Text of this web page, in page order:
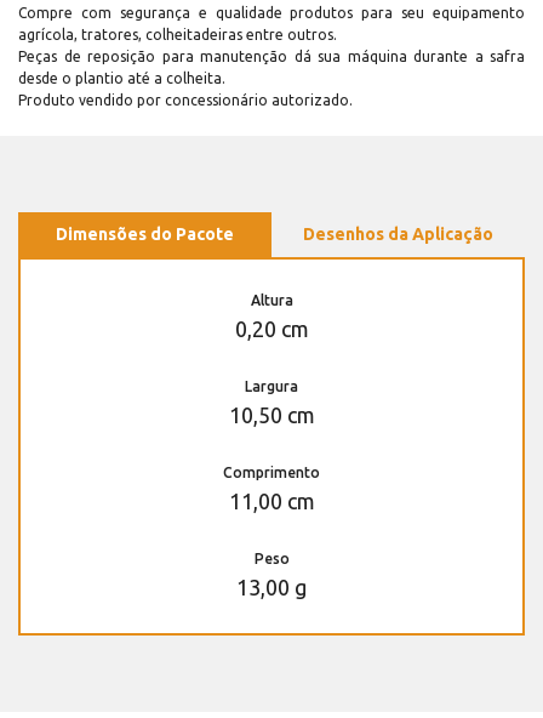
Compre com segurança e qualidade produtos para seu equipamento
agrícola, tratores, colheitadeiras entre outros.
Peças de reposição para manutenção dá sua máquina durante a safra
desde o plantio até a colheita.
Produto vendido por concessionário autorizado.
Dimensões do Pacote Desenhos da Aplicação
Altura
0,20 cm
Largura
10,50 cm
Comprimento
11,00 cm
Peso
13,00 g